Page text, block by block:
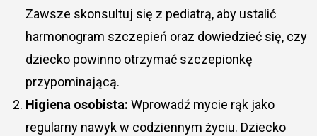
Zawsze skonsultuj się z pediatrą, aby ustalić
harmonogram szczepień oraz dowiedzieć się, czy
dziecko powinno otrzymać szczepionkę
przypominającą.
Higiena osobista: Wprowadź mycie rąk jako
regularny nawyk w codziennym życiu. Dziecko